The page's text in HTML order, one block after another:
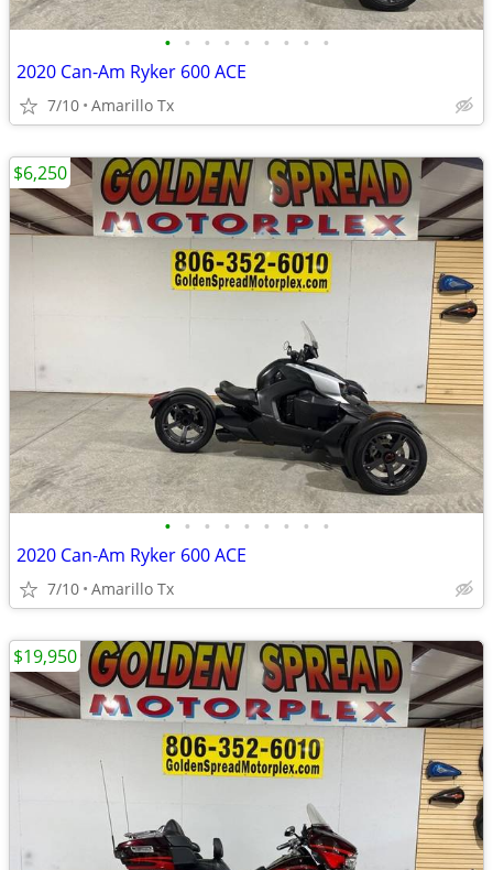
• • • • • • • • •
2020 Can-Am Ryker 600 ACE
7/10 Amarillo Tx
• • • • • • • • •
2020 Can-Am Ryker 600 ACE
7/10 Amarillo Tx
$6,250
$19,950